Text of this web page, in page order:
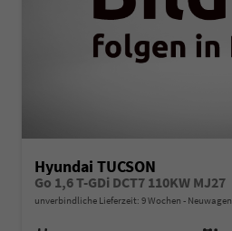
Hyundai TUCSON
Go 1,6 T-GDi DCT7 110KW MJ27
unverbindliche Lieferzeit: 9 Wochen Neuwagen